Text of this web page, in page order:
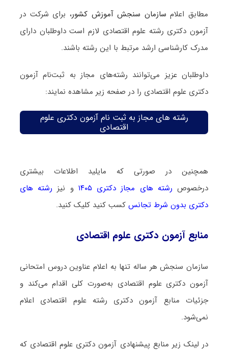
مطابق اعلام سازمان سنجش آموزش کشور، برای شرکت در
آزمون دکتری رشته علوم اقتصادی لازم است داوطلبان دارای
مدرک کارشناسی ارشد مرتبط با این رشته باشند.
داوطلبان عزیز می‌توانند رشته‌های مجاز به ثبت‌نام آزمون
دکتری علوم اقتصادی را در صفحه زیر مشاهده نمایند:
رشته های مجاز به ثبت نام آزمون دکتری علوم
اقتصادی
همچنین در صورتی که مایلید اطلاعات بیشتری
درخصوص رشته های مجاز دکتری ۱۴۰۵ و نیز رشته های
دکتری بدون شرط تجانسکسب کنید کلیک کنید.
منابع آزمون دکتری علوم اقتصادی
سازمان سنجش هر ساله تنها به اعلام عناوین دروس امتحانی
آزمون دکتری علوم اقتصادی به‌صورت کلی اقدام می‌کند و
جزئیات منابع آزمون دکتری رشته علوم اقتصادی اعلام
نمی‌شود.
در لینک زیر منابع پیشنهادی آزمون دکتری علوم اقتصادی که